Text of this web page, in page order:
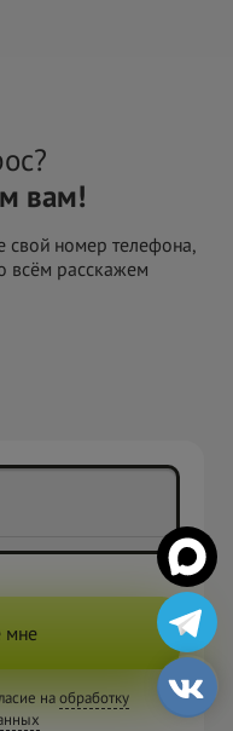
вам!
свой номер телефона,
всём расскажем
мне
наобработку